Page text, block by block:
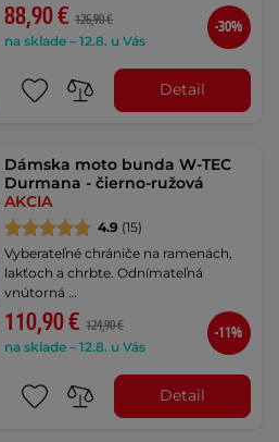
88,90 € 126,90 €
na sklade – 12.8. u Vás
-30%
Detail
Dámska moto bunda W-TEC
Durmana - čierno-ružová
AKCIA
4.9 (15)
Vyberateľné chrániče na ramenách,
lakťoch a chrbte. Odnímateľná
vnútorná …
110,90 € 124,90 €
na sklade – 12.8. u Vás
-11%
Detail